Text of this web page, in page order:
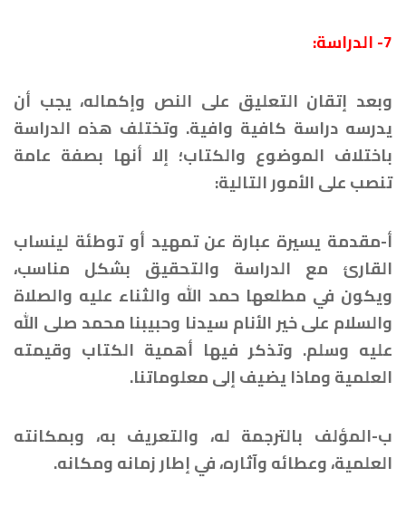
7- الدراسة:
وبعد إتقان التعليق على النص وإكماله، يجب أن
يدرسه دراسة كافية وافية. وتختلف هذه الدراسة
باختلاف الموضوع والكتاب؛ إلا أنها بصفة عامة
تنصب على الأمور التالية:
أ-مقدمة يسيرة عبارة عن تمهيد أو توطئة لينساب
القارئ مع الدراسة والتحقيق بشكل مناسب،
ويكون في مطلعها حمد الله والثناء عليه والصلاة
والسلام على خير الأنام سيدنا وحبيبنا محمد صلى الله
عليه وسلم. وتذكر فيها أهمية الكتاب وقيمته
العلمية وماذا يضيف إلى معلوماتنا.
ب-المؤلف بالترجمة له، والتعريف به، وبمكانته
العلمية، وعطائه وآثاره، في إطار زمانه ومكانه.